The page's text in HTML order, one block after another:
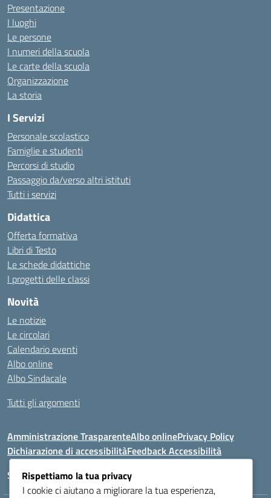
Presentazione
I luoghi
Le persone
I numeri della scuola
Le carte della scuola
Organizzazione
La storia
I Servizi
Personale scolastico
Famiglie e studenti
Percorsi di studio
Passaggio da/verso altri istituti
Tutti i servizi
Didattica
Offerta formativa
Libri di Testo
Le schede didattiche
I progetti delle classi
Novità
Le notizie
Le circolari
Calendario eventi
Albo online
Albo Sindacale
Tutti gli argomenti
Amministrazione TrasparenteAlbo onlinePrivacy Policy
Dichiarazione di accessibilitàFeedback Accessibilità
Seguici su:
Rispettiamo la tua privacy
I cookie ci aiutano a migliorare la tua esperienza,